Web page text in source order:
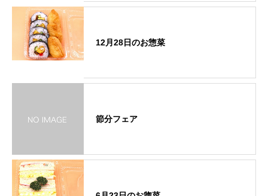
12月28日のお惣菜
節分フェア